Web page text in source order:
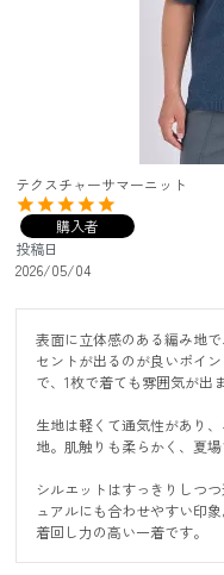
テクスチャーサマーニット
購入者
投稿日
2026/05/04
表面に立体感のある編み地
セントが出るのが良いポイ
で、1枚で着ても雰囲気が出
生地は軽くて通気性があり
地。肌触りも柔らかく、夏
シルエットはすっきりしつ
ュアルにも合わせやすい印
着回し力の高い一着です。